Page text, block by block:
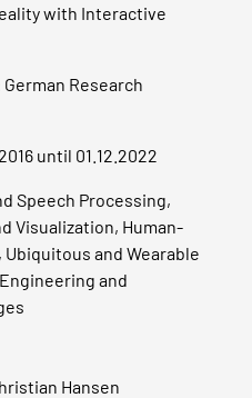
with Interactive
Research
until 01.12.2022
Speech Processing,
Visualization, Human-
and Wearable
and
Hansen